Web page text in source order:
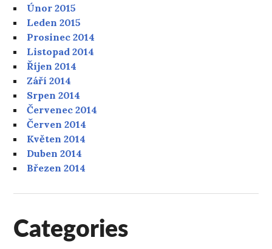
Únor 2015
Leden 2015
Prosinec 2014
Listopad 2014
Říjen 2014
Září 2014
Srpen 2014
Červenec 2014
Červen 2014
Květen 2014
Duben 2014
Březen 2014
Categories